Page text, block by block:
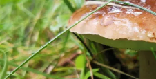
Skip
to
content